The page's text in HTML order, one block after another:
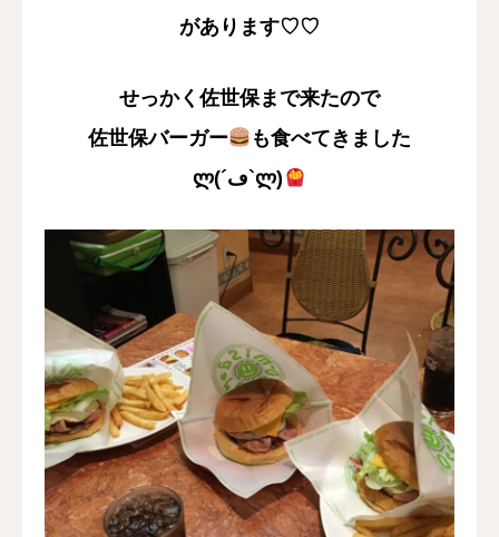
があります♡♡
せっかく佐世保まで来たので
佐世保バーガー
も食べてきました
ლ(´ڡ`ლ)